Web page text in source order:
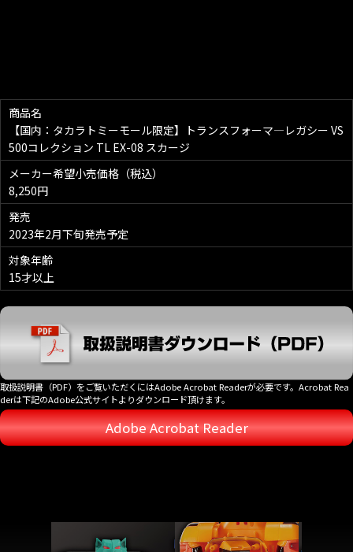
商品名
【国内：タカラトミーモール限定】トランスフォーマ―レガシー VS
500コレクション TL EX-08 スカージ
メーカー希望小売価格（税込）
8,250円
発売
2023年2月下旬発売予定
対象年齢
15才以上
取扱説明書（PDF）をご覧いただくにはAdobe Acrobat Readerが必要です。Acrobat Rea
derは下記のAdobe公式サイトよりダウンロード頂けます。
Adobe Acrobat Reader